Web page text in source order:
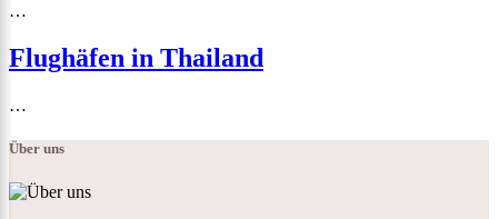
…
Flughäfen in Thailand
…
Über uns